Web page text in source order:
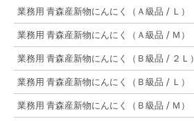
業務用 青森産新物にんにく（Ａ級品 / Ｌ）
業務用 青森産新物にんにく（Ａ級品 / Ｍ）
業務用 青森産新物にんにく（Ｂ級品 / ２Ｌ）
業務用 青森産新物にんにく（Ｂ級品 / Ｌ）
業務用 青森産新物にんにく（Ｂ級品 / Ｍ）